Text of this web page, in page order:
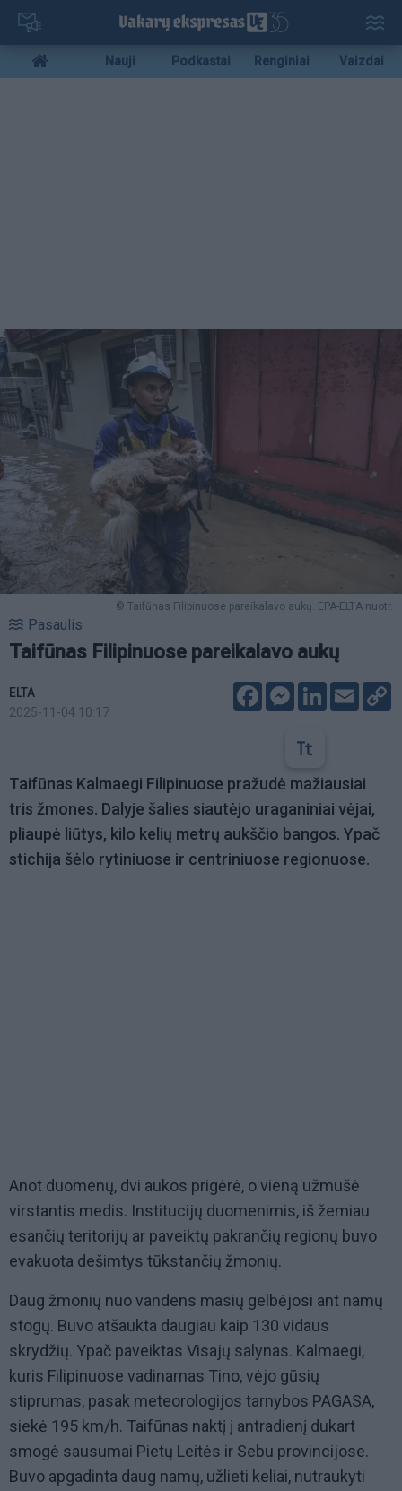
Pereiti
pagrindinį
turinį
Mobile
menu
Nauji Podkastai Renginiai Vaizdai
© Taifūnas Filipinuose pareikalavo aukų. EPA-ELTA nuotr.
Pasaulis
Taifūnas Filipinuose pareikalavo aukų
ELTA
2025-11-04 10:17
FacebookMessenger
LinkedIn
Email
Taifūnas Kalmaegi Filipinuose pražudė mažiausiai
tris žmones. Dalyje šalies siautėjo uraganiniai vėjai,
pliaupė liūtys, kilo kelių metrų aukščio bangos. Ypač
stichija šėlo rytiniuose ir centriniuose regionuose.
Anot duomenų, dvi aukos prigėrė, o vieną užmušė
virstantis medis. Institucijų duomenimis, iš žemiau
esančių teritorijų ar paveiktų pakrančių regionų buvo
evakuota dešimtys tūkstančių žmonių.
Daug žmonių nuo vandens masių gelbėjosi ant namų
stogų. Buvo atšaukta daugiau kaip 130 vidaus
skrydžių. Ypač paveiktas Visajų salynas. Kalmaegi,
kuris Filipinuose vadinamas Tino, vėjo gūsių
stiprumas, pasak meteorologijos tarnybos PAGASA,
siekė 195 km/h. Taifūnas naktį į antradienį dukart
smogė sausumai Pietų Leitės ir Sebu provincijose.
Buvo apgadinta daug namų, užlieti keliai, nutraukyti